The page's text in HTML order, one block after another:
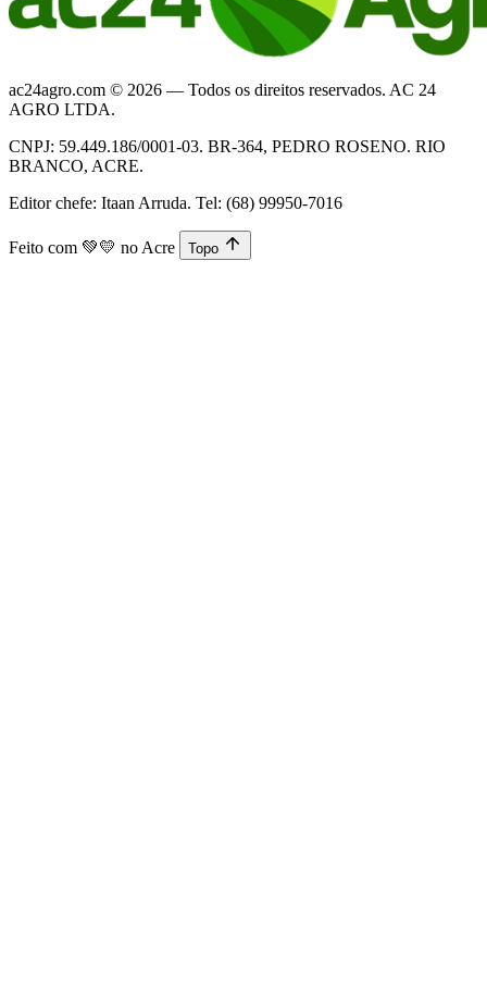
ac24agro.com © 2026 — Todos os direitos reservados. AC 24
AGRO LTDA.
CNPJ: 59.449.186/0001-03. BR-364, PEDRO ROSENO. RIO
BRANCO, ACRE.
Editor chefe: Itaan Arruda. Tel: (68) 99950-7016
Feito com 💚💛 no Acre Topo